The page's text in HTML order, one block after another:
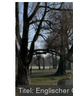
Titel: Englischer